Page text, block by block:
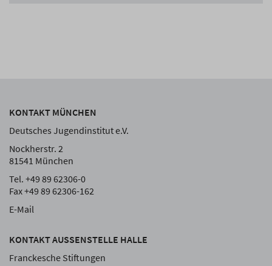
KONTAKT MÜNCHEN
Deutsches Jugendinstitut e.V.
Nockherstr. 2
81541 München
Tel. +49 89 62306-0
Fax +49 89 62306-162
E-Mail
KONTAKT AUSSENSTELLE HALLE
Franckesche Stiftungen